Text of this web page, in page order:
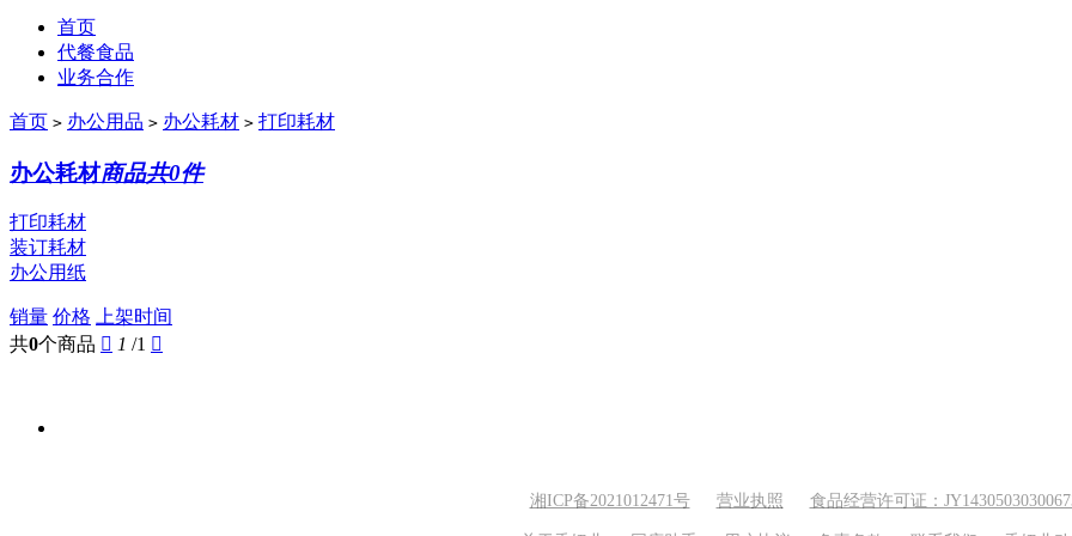
首页
代餐食品
业务合作
首页 > 办公用品 > 办公耗材 > 打印耗材
办公耗材商品共0件
打印耗材
装订耗材
办公用纸
销量 价格 上架时间
共0个商品  1 /1 
湘ICP备2021012471号 营业执照 食品经营许可证：